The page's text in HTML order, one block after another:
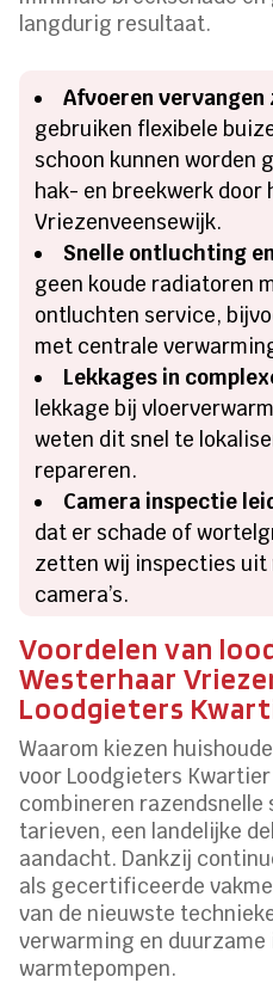
langdurig resultaat.
Afvoeren
gebruiken flexibele
schoon kunnen worden
hak- en breekwerk door
Vriezenveensewijk.
Snelle ontluchting
geen koude radiatoren
ontluchten service,
met centrale
Lekkages in
lekkage bij
weten dit snel te
repareren.
Camera inspectie
dat er schade of
zetten wij inspecties uit
camera’s.
Voordelen van
Westerhaar
Loodgieters
Waarom kiezen
voor Loodgieters
combineren razendsnelle
tarieven, een landelijke
aandacht. Dankzij
als gecertificeerde
van de nieuwste
verwarming en
warmtepompen.